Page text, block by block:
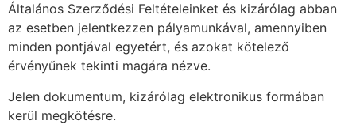
Általános Szerződési Feltételeinket és kizárólag abban
az esetben jelentkezzen pályamunkával, amennyiben
minden pontjával egyetért, és azokat kötelező
érvényűnek tekinti magára nézve.
Jelen dokumentum, kizárólag elektronikus formában
kerül megkötésre.